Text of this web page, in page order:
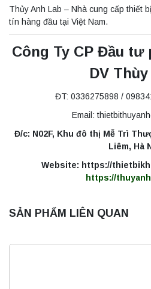
Thủy Anh Lab – Nhà cung cấp thiết
tín hàng đầu tại Việt Nam.
Công Ty CP Đầu tư
DV
ĐT: 0336275898 /
Email:
Đ/c: N02F, Khu đô thị Mễ Trì
Liêm, Hà
Website: https://
https://
SẢN PHẨM LIÊN QUAN